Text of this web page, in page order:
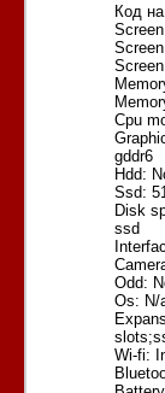
Код
Cpu
gddr6
Hdd:
Ssd:
Disk
ssd
Odd:
Os: N/
Wi-fi: